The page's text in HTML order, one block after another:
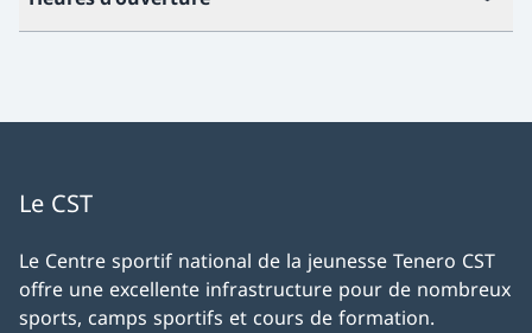
Le CST
Le Centre sportif national de la jeunesse Tenero CST
offre une excellente infrastructure pour de nombreux
sports, camps sportifs et cours de formation.